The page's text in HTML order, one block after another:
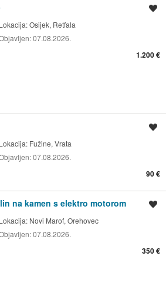
Lokacija:Osijek, Retfala
07.08.2026.
1.200 €
Lokacija: Fužine, Vrata
07.08.2026.
90 €
na kamen s elektro motorom
Lokacija: Novi Marof, Orehovec
07.08.2026.
350 €